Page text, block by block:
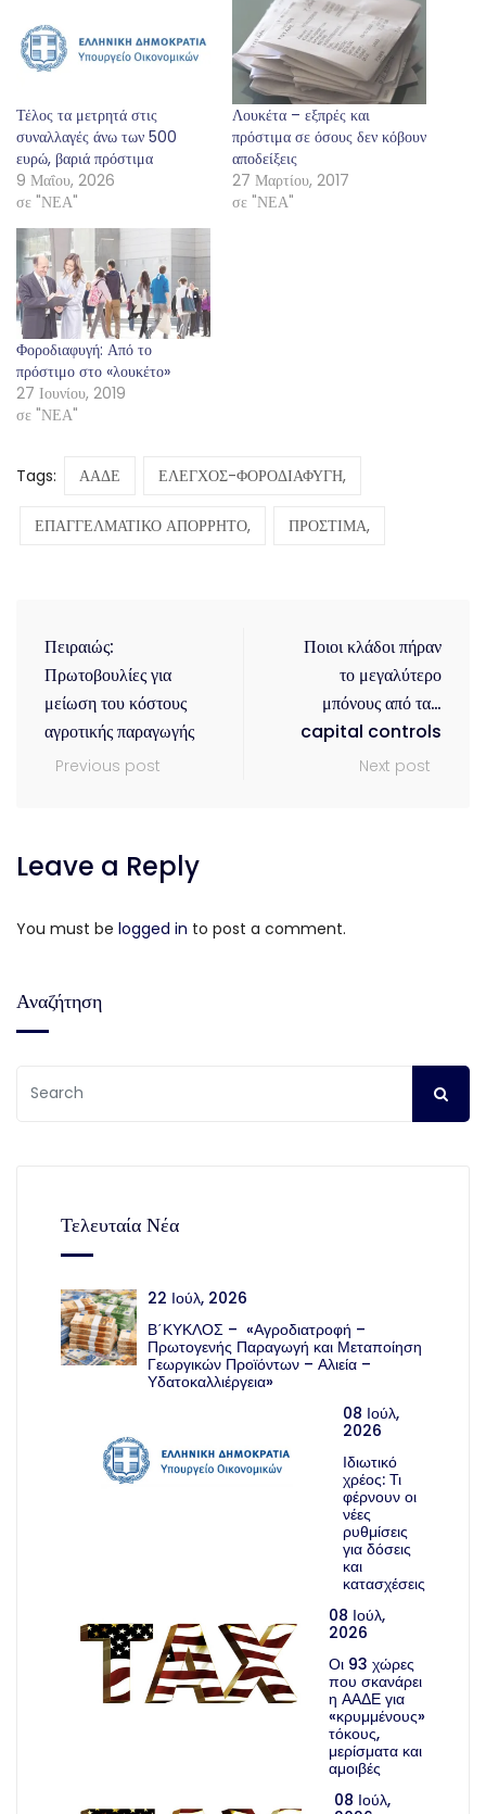
Τέλος τα μετρητά στις
συναλλαγές άνω των 500
ευρώ, βαριά πρόστιμα
9 Μαΐου, 2026
σε "ΝΕΑ"
Λουκέτα – εξπρές και
πρόστιμα σε όσους δεν κόβουν
αποδείξεις
27 Μαρτίου, 2017
σε "ΝΕΑ"
Φοροδιαφυγή: Από το
πρόστιμο στο «λουκέτο»
27 Ιουνίου, 2019
σε "ΝΕΑ"
Tags: ΑΑΔΕ ΕΛΕΓΧΟΣ-ΦΟΡΟΔΙΑΦΥΓΗ,
ΕΠΑΓΓΕΛΜΑΤΙΚΟ ΑΠΟΡΡΗΤΟ, ΠΡΟΣΤΙΜΑ,
Πειραιώς:
Πρωτοβουλίες για
μείωση του κόστους
αγροτικής παραγωγής
Previous post
Ποιοι κλάδοι πήραν
το μεγαλύτερο
μπόνους από τα…
capital controls
Next post
Leave a Reply
You must be logged in to post a comment.
Αναζήτηση
Τελευταία Νέα
22 Ιούλ, 2026
Β΄ΚΥΚΛΟΣ – «Αγροδιατροφή –
Πρωτογενής Παραγωγή και Μεταποίηση
Γεωργικών Προϊόντων – Αλιεία –
Υδατοκαλλιέργεια»
08 Ιούλ,
2026
Ιδιωτικό
χρέος: Τι
φέρνουν οι
νέες
ρυθμίσεις
για δόσεις
και
κατασχέσεις
08 Ιούλ,
2026
Οι 93 χώρες
που σκανάρει
η ΑΑΔΕ για
«κρυμμένους»
τόκους,
μερίσματα και
αμοιβές
08 Ιούλ,